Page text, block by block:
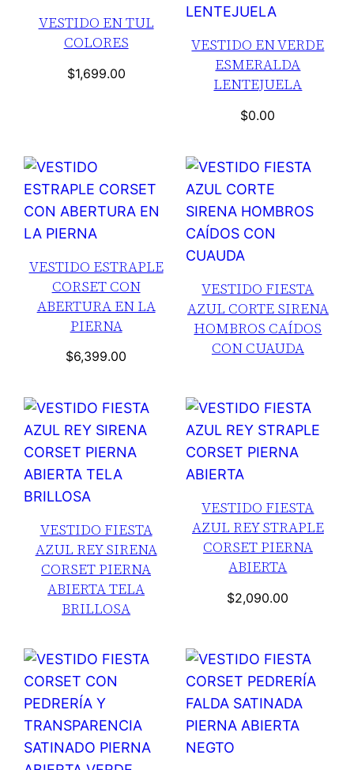
VESTIDO EN TUL
COLORES
$1,699.00
VESTIDO EN VERDE
ESMERALDA
LENTEJUELA
$0.00
VESTIDO ESTRAPLE
CORSET CON
ABERTURA EN LA
PIERNA
$6,399.00
VESTIDO FIESTA
AZUL CORTE SIRENA
HOMBROS CAÍDOS
CON CUAUDA
VESTIDO FIESTA
AZUL REY SIRENA
CORSET PIERNA
ABIERTA TELA
BRILLOSA
VESTIDO FIESTA
AZUL REY STRAPLE
CORSET PIERNA
ABIERTA
$2,090.00